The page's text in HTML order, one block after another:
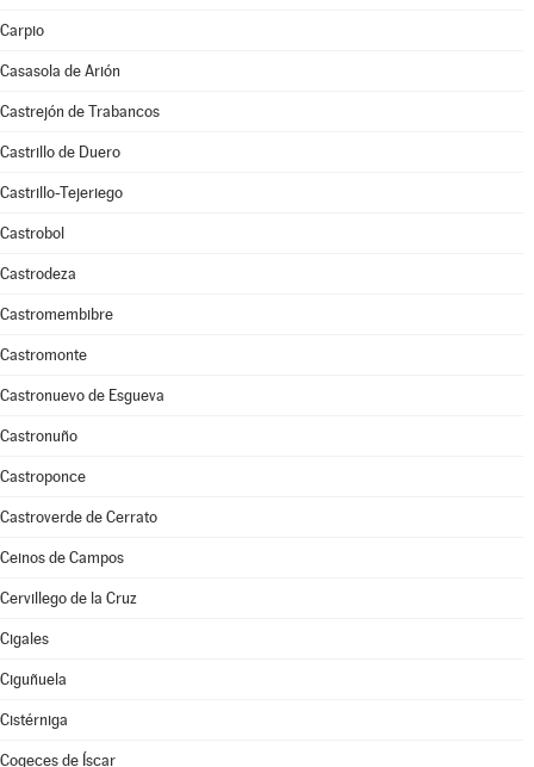
Carpio
Casasola de Arión
Castrejón de Trabancos
Castrillo de Duero
Castrillo-Tejeriego
Castrobol
Castrodeza
Castromembibre
Castromonte
Castronuevo de Esgueva
Castronuño
Castroponce
Castroverde de Cerrato
Ceinos de Campos
Cervillego de la Cruz
Cigales
Ciguñuela
Cistérniga
Cogeces de Íscar